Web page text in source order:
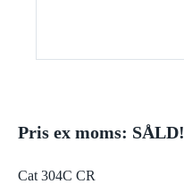
Pris ex moms: SÅLD!
Cat 304C CR